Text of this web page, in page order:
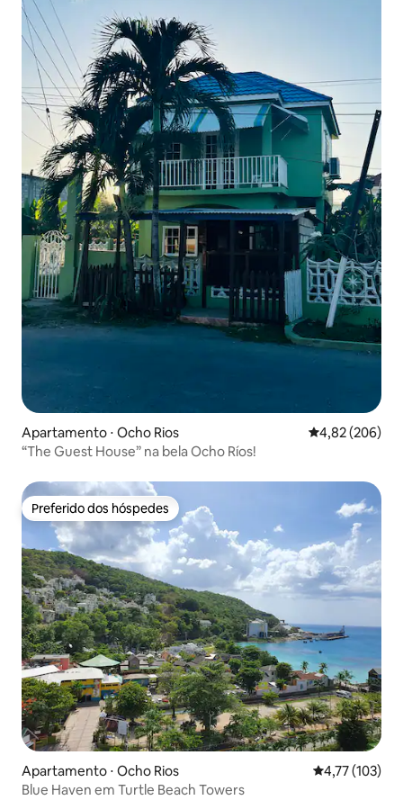
Apartamento ⋅ Ocho Rios 4,82 de uma
4,82 (206)
“The Guest House” na bela Ocho Ríos!
Preferido dos hóspedes
Preferido dos hóspedes
Apartamento ⋅ Ocho Rios 4,77 de uma
4,77 (103)
Blue Haven em Turtle Beach Towers